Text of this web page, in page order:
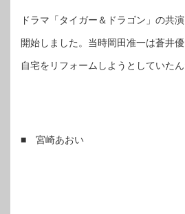
ドラマ「タイガー＆ドラゴン」の共
開始しました。当時岡田准一は蒼井
自宅をリフォームしようとしていたん
■ 宮崎あおい